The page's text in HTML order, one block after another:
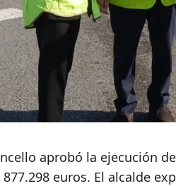
aprobó la ejecución
euros. El alcalde